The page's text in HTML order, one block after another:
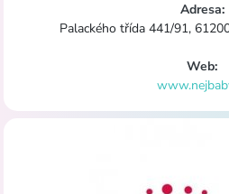
Adresa:
Palackého třída 441/91,
Web: